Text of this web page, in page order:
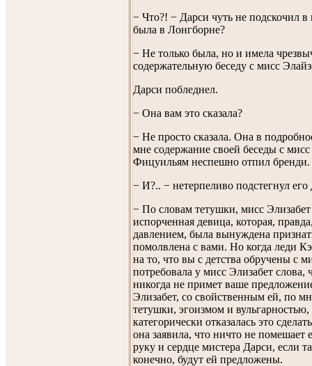
− Что?! − Дарси чуть не подскочил в
была в Лонгборне?
− Не только была, но и имела
содержательную беседу с мисс
Дарси побледнел.
− Она вам это сказала?
− Не просто сказала. Она в
мне содержание своей беседы с
Фицуильям неспешно отпил бренди.
− И?.. − нетерпеливо подстегнул его
− По словам тетушки, мисс Элизабет
испорченная девица, которая,
давлением, была вынуждена
помолвлена с вами. Но когда леди
на то, что вы с детства обручены с
потребовала у мисс Элизабет слова,
никогда не примет ваше
Элизабет, со свойственным ей, по
тетушки, эгоизмом и вульгарностью,
категорически отказалась это
она заявила, что ничто не помешает
руку и сердце мистера Дарси, если
конечно, будут ей предложены.